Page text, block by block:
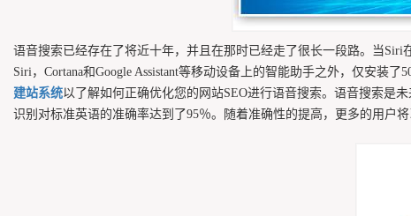
语音搜索已经存在了将近十年，并且在那时已经走了很长一段路。当Siri
Siri，Cortana和Google Assistant等移动设备上的智能助手之外，仅安装
建站系统以了解如何正确优化您的网站SEO进行语音搜索。语音搜索是
识别对标准英语的准确率达到了95％。随着准确性的提高，更多的用户将